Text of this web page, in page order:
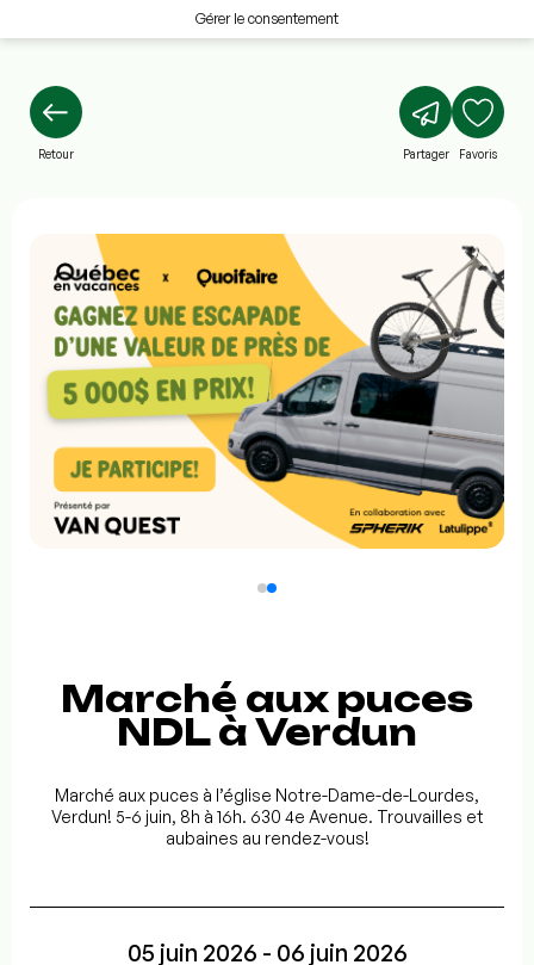
Gérer le consentement
Retour Partager Favoris
Marché aux puces
NDL à Verdun
Marché aux puces à l’église Notre-Dame-de-Lourdes,
Verdun! 5-6 juin, 8h à 16h. 630 4e Avenue. Trouvailles et
aubaines au rendez-vous!
05 juin 2026 - 06 juin 2026